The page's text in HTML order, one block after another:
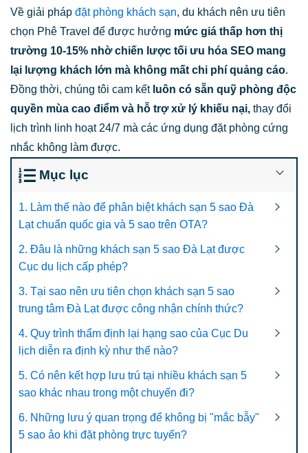
Về giải pháp đặt phòng khách sạn, du khách nên ưu tiên
chọn Phê Travel để được hưởng mức giá thấp hơn thị
trường 10-15% nhờ chiến lược tối ưu hóa SEO mang
lại lượng khách lớn mà không mất chi phí quảng cáo.
Đồng thời, chúng tôi cam kết luôn có sẵn quỹ phòng độc
quyền mùa cao điểm và hỗ trợ xử lý khiếu nại, thay đổi
lịch trình linh hoạt 24/7 mà các ứng dụng đặt phòng cứng
nhắc không làm được.
Mục lục
1. Làm thế nào để phân biệt khách sạn 5 sao Đà
Lạt chuẩn quốc gia và 5 sao trên OTA?
2. Đâu là những khách sạn 5 sao Đà Lạt được
Cục du lịch cấp phép?
3. Tại sao nên ưu tiên chọn khách sạn 5 sao
trung tâm Đà Lạt được công nhận chính thức?
4. Quy trình thẩm định lại hạng sao của Cục Du
lịch diễn ra định kỳ như thế nào?
5. Có nên kết hợp lưu trú tại nhiều khách sạn 5
sao khác nhau trong một chuyến đi?
6. Những lưu ý quan trọng để không bị "mắc bẫy"
5 sao ảo khi đặt phòng trực tuyến?